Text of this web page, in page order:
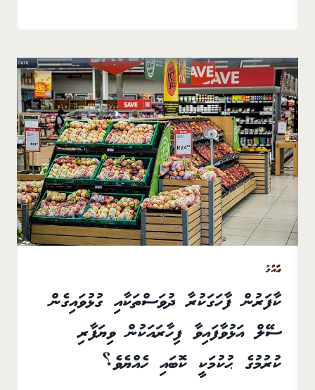
ޢާއްމު
ކާފަރުން ފާހަގަކުރާ ދުވަސްތަކާއި ގުޅުވައިގެން
ސޭލް އަޅުވާފައިވާ ފިހާރައަކުން ވިޔަފާރި
ކުރުމުގެ ޙުކުމަކީ ކޮބައި ހެއްޔެވެ؟